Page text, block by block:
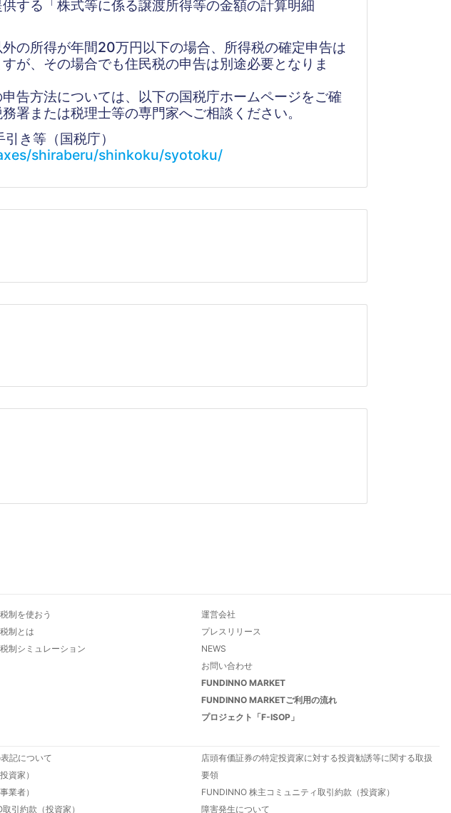
する「株式等に係る譲渡所得等の金額の計算明細
の所得が年間20万円以下の場合、所得税の確定申告は
が、その場合でも住民税の申告は別途必要となりま
告方法については、以下の国税庁ホームページをご確
署または税理士等の専門家へご相談ください。
き等（国税庁）
shiraberu/shinkoku/syotoku/
制を使おう
制とは
制シミュレーション
運営会社
プレスリリース
NEWS
お問い合わせ
FUNDINNO MARKET
FUNDINNO MARKETご利用の流れ
プロジェクト「F-ISOP」
記について
資家）
業者）
引約款（投資家）
店頭有価証券の特定投資家に対する投資勧誘等に関する取扱
要領
FUNDINNO 株主コミュニティ取引約款（投資家）
障害発生について